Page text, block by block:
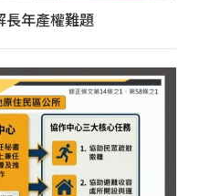
長年產權難題